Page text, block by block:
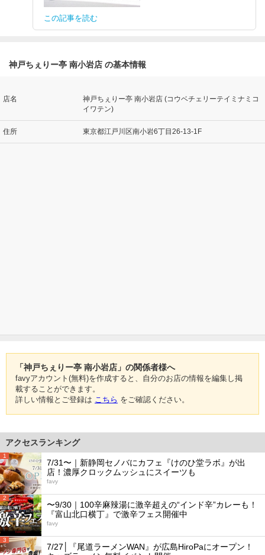
この記事を読む
神戸ちぇりー亭 南小岩店 の基本情報
店名
神戸ちぇりー亭 南小岩店 (コウベチェリーテイミナミコ
イワテン)
住所 東京都江戸川区南小岩6丁目26-13-1F
「神戸ちぇりー亭 南小岩店」の関係者様へ
favyアカウント(無料)を作成すると、自分のお店の情報を編集し掲
載することができます。
詳しい情報とご登録は こちら をご確認ください。
アクセスランキング
1
7/31〜｜新静岡セノバにカフェ『けのひ堂ラボ』が出
店！濃厚クロックムッシュにスイーツも
favy
2
〜9/30｜100辛麻辣湯に激辛超えの“インド辛”カレーも！
『富山北口横丁』で激辛フェス開催中
favy
3
7/27│『尾道ラーメンWAN』が広島HiroPaにオープン！